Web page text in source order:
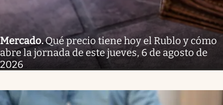
Mercado.Qué precio tiene hoy el Rublo y cómo
abre la jornada de este jueves, 6 de agosto de
2026